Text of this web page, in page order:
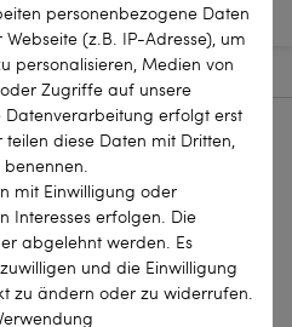
KETTEN & COLLIERS 25-1941
personenbezogene Daten
(z.B. IP-Adresse), um
personalisieren, Medien von
Zugriffe auf unsere
Datenverarbeitung erfolgt erst
diese Daten mit Dritten,
mit Einwilligung oder
Interesses erfolgen. Die
abgelehnt werden. Es
und die Einwilligung
zu ändern oder zu widerrufen.